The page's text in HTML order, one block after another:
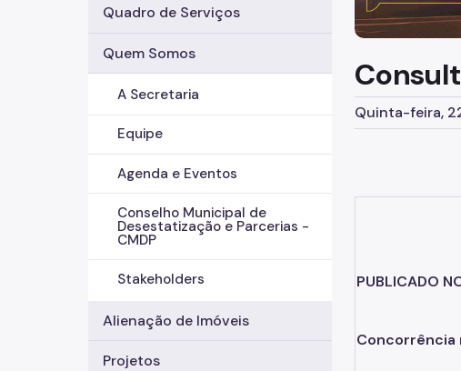
Quadro de Serviços
Quem Somos
A Secretaria
Equipe
Agenda e Eventos
Conselho Municipal de
Desestatização e Parcerias -
CMDP
Stakeholders
Alienação de Imóveis
Projetos
Quinta-feira,
PUBLICADO
Concorrência